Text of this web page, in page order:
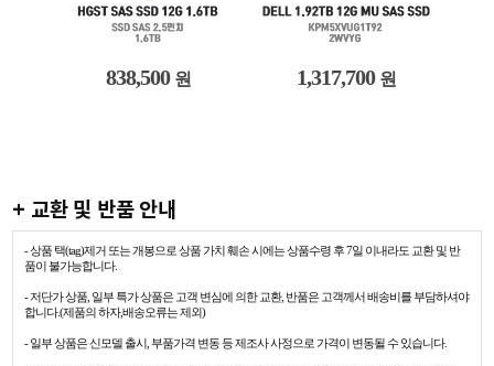
838,500 원 1,317,700 원
+ 교환 및 반품 안내
- 상품 택(tag)제거 또는 개봉으로 상품 가치 훼손 시에는 상품수령 후 7일 이내라도 교환 및 반
품이 불가능합니다.
- 저단가 상품, 일부 특가 상품은 고객 변심에 의한 교환, 반품은 고객께서 배송비를 부담하셔야
합니다.(제품의 하자,배송오류는 제외)
- 일부 상품은 신모델 출시, 부품가격 변동 등 제조사 사정으로 가격이 변동될 수 있습니다.